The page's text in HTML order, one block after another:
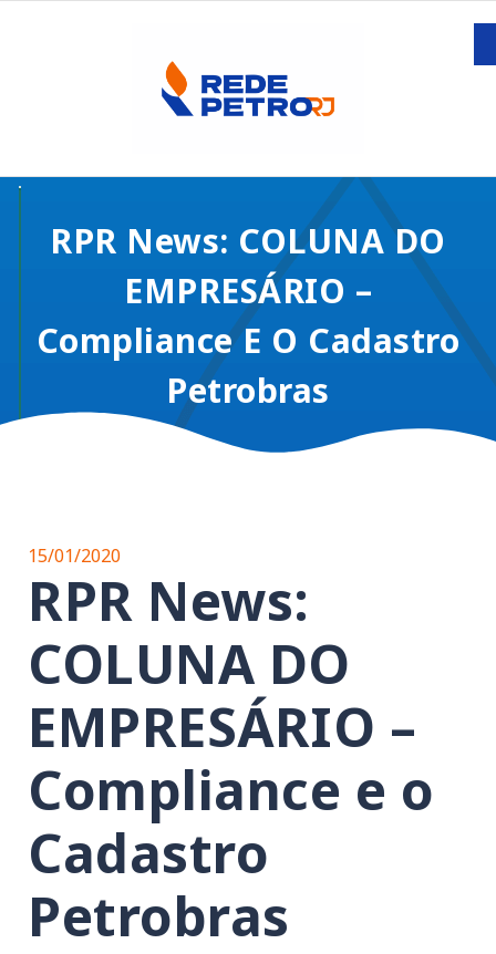
RPR News: COLUNA DO
EMPRESÁRIO –
Compliance E O Cadastro
Petrobras
15/01/2020
RPR News:
COLUNA DO
EMPRESÁRIO –
Compliance e o
Cadastro
Petrobras